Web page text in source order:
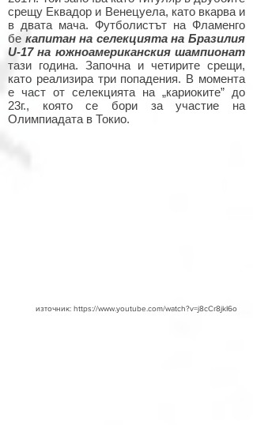
срещу Еквадор и Венецуела, като вкарва и
в двата мача. Футболистът на Фламенго
бе капитан на селекцията на Бразилия
U-17 на южноамериканския шампионат
тази година. Започна и четирите срещи,
като реализира три попадения. В момента
е част от селекцията на „кариоките” до
23г., която се бори за участие на
Олимпиадата в Токио.
източник: https://www.youtube.com/watch?v=j8cCr8jkI6o